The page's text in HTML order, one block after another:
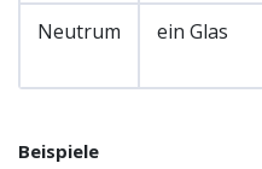
Neutrum ein Glas
Beispiele